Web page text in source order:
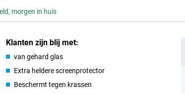
morgen in huis
Klanten zijn blij met:
van gehard glas
Extra heldere screenprotector
Beschermt tegen krassen